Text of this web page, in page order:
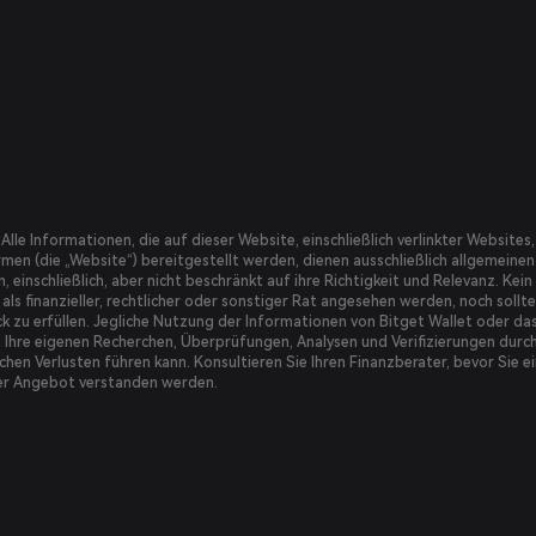
Alle Informationen, die auf dieser Website, einschließlich verlinkter
(die „Website“) bereitgestellt werden, dienen ausschließlich
einschließlich, aber nicht beschränkt auf ihre Richtigkeit und Relevanz.
finanzieller, rechtlicher oder sonstiger Rat angesehen werden, noch
zu erfüllen. Jegliche Nutzung der Informationen von Bitget Wallet oder
Ihre eigenen Recherchen, Überprüfungen, Analysen und Verifizierungen
Verlusten führen kann. Konsultieren Sie Ihren Finanzberater, bevor
Angebot verstanden werden.